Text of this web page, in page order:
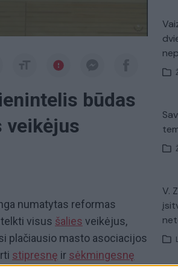
būdas
veikėjus
numatytas reformas
visus šalies veikėjus,
plačiausio masto asociacijos
stipresnę ir sėkmingesnę
V.